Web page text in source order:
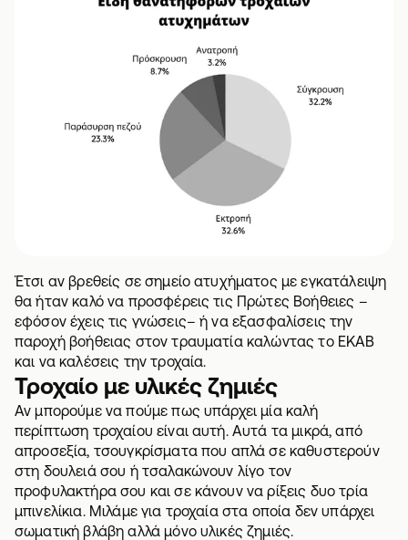
Έτσι αν βρεθείς σε σημείο ατυχήματος με εγκατάλειψη
θα ήταν καλό να προσφέρεις τις Πρώτες Βοήθειες –
εφόσον έχεις τις γνώσεις– ή να εξασφαλίσεις την
παροχή βοήθειας στον τραυματία καλώντας το ΕΚΑΒ
και να καλέσεις την τροχαία.
Τροχαίο με υλικές ζημιές
Αν μπορούμε να πούμε πως υπάρχει μία καλή
περίπτωση τροχαίου είναι αυτή. Αυτά τα μικρά, από
απροσεξία, τσουγκρίσματα που απλά σε καθυστερούν
στη δουλειά σου ή τσαλακώνουν λίγο τον
προφυλακτήρα σου και σε κάνουν να ρίξεις δυο τρία
μπινελίκια. Μιλάμε για τροχαία στα οποία δεν υπάρχει
σωματική βλάβη αλλά μόνο υλικές ζημιές.